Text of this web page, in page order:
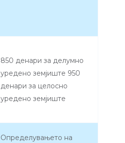
850 денари за делумно
уредено земјиште 950
денари за целосно
уредено земјиште
Определувањето на